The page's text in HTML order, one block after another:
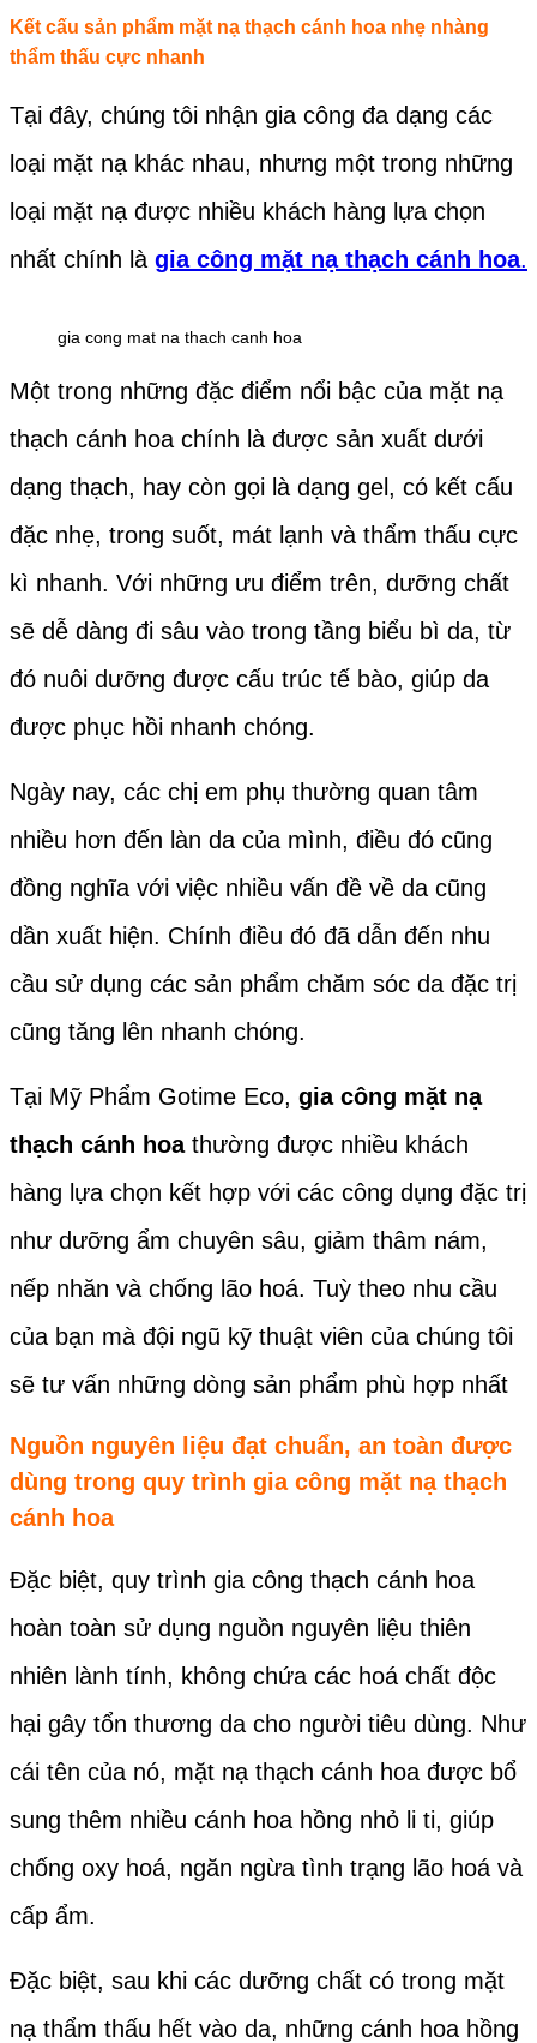
Kết cấu sản phẩm mặt nạ thạch cánh hoa nhẹ nhàng
thẩm thấu cực nhanh
Tại đây, chúng tôi nhận gia công đa dạng các
loại mặt nạ khác nhau, nhưng một trong những
loại mặt nạ được nhiều khách hàng lựa chọn
nhất chính là gia công mặt nạ thạch cánh hoa.
gia cong mat na thach canh hoa
Một trong những đặc điểm nổi bậc của mặt nạ
thạch cánh hoa chính là được sản xuất dưới
dạng thạch, hay còn gọi là dạng gel, có kết cấu
đặc nhẹ, trong suốt, mát lạnh và thẩm thấu cực
kì nhanh. Với những ưu điểm trên, dưỡng chất
sẽ dễ dàng đi sâu vào trong tầng biểu bì da, từ
đó nuôi dưỡng được cấu trúc tế bào, giúp da
được phục hồi nhanh chóng.
Ngày nay, các chị em phụ thường quan tâm
nhiều hơn đến làn da của mình, điều đó cũng
đồng nghĩa với việc nhiều vấn đề về da cũng
dần xuất hiện. Chính điều đó đã dẫn đến nhu
cầu sử dụng các sản phẩm chăm sóc da đặc trị
cũng tăng lên nhanh chóng.
Tại Mỹ Phẩm Gotime Eco, gia công mặt nạ
thạch cánh hoathường được nhiều khách
hàng lựa chọn kết hợp với các công dụng đặc trị
như dưỡng ẩm chuyên sâu, giảm thâm nám,
nếp nhăn và chống lão hoá. Tuỳ theo nhu cầu
của bạn mà đội ngũ kỹ thuật viên của chúng tôi
sẽ tư vấn những dòng sản phẩm phù hợp nhất
Nguồn nguyên liệu đạt chuẩn, an toàn được
dùng trong quy trình gia công mặt nạ thạch
cánh hoa
Đặc biệt, quy trình gia công thạch cánh hoa
hoàn toàn sử dụng nguồn nguyên liệu thiên
nhiên lành tính, không chứa các hoá chất độc
hại gây tổn thương da cho người tiêu dùng. Như
cái tên của nó, mặt nạ thạch cánh hoa được bổ
sung thêm nhiều cánh hoa hồng nhỏ li ti, giúp
chống oxy hoá, ngăn ngừa tình trạng lão hoá và
cấp ẩm.
Đặc biệt, sau khi các dưỡng chất có trong mặt
nạ thẩm thấu hết vào da, những cánh hoa hồng